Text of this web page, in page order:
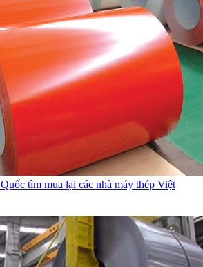
tìm mua lại các nhà máy thép Việt